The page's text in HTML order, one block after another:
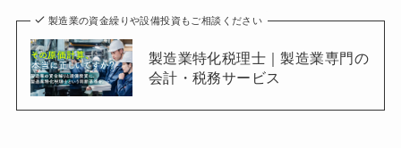
製造業の資金繰りや設備投資もご相談ください
製造業特化税理士｜製造業専門の
会計・税務サービス